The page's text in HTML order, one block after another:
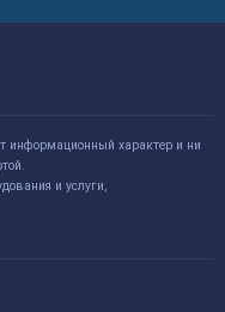
информационный характер и ни
и услуги,